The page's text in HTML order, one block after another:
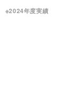
※2024年度実績